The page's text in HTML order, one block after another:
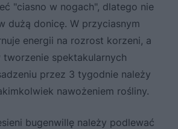
"ciasno w nogach", dlatego nie
dużą donicę. W przyciasnym
energii na rozrost korzeni, a
tworzenie spektakularnych
przez 3 tygodnie należy
nawożeniem rośliny.
bugenwillę należy podlewać